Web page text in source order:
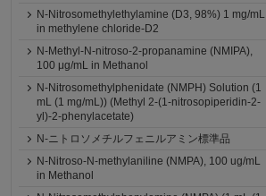
N-Nitrosomethylethylamine (D3, 98%) 1 mg/mL
in methylene chloride-D2
N-Methyl-N-nitroso-2-propanamine (NMIPA),
100 μg/mL in Methanol
N-Nitrosomethylphenidate (NMPH) Solution (1
mL (1 mg/mL)) (Methyl 2-(1-nitrosopiperidin-2-
yl)-2-phenylacetate)
N-ニトロソメチルフェニルアミン標準品
N-Nitroso-N-methylaniline (NMPA), 100 ug/mL
in Methanol